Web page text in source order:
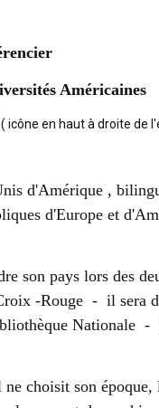
Américaines
( icône en haut à droite de
d'Amérique ,
d'Europe et
son pays lors des
-Rouge - il sera
Nationale -
choisit son